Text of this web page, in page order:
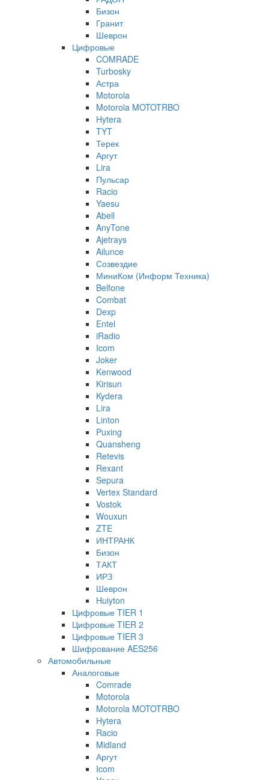
Бизон
Гранит
Шеврон
Цифровые
COMRADE
Turbosky
Астра
Motorola
Motorola MOTOTRBO
Hytera
TYT
Терек
Аргут
Lira
Пульсар
Racio
Yaesu
Abell
AnyTone
Ajetrays
Ailunce
Созвездие
МиниКом (Информ Техника)
Belfone
Combat
Dexp
Entel
iRadio
Icom
Joker
Kenwood
Kirisun
Kydera
Lira
Linton
Puxing
Quansheng
Retevis
Rexant
Sepura
Vertex Standard
Vostok
Wouxun
ZTE
ИНТРАНК
Бизон
ТАКТ
ИРЗ
Шеврон
Huiyton
Цифровые TIER 1
Цифровые TIER 2
Цифровые TIER 3
Шифрование AES256
Автомобильные
Аналоговые
Comrade
Motorola
Motorola MOTOTRBO
Hytera
Racio
Midland
Аргут
Icom